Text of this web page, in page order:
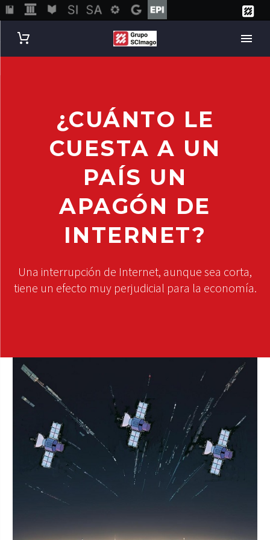
¿CUÁNTO LE
CUESTA A UN
PAÍS UN
APAGÓN DE
INTERNET?
Una interrupción de Internet, aunque sea corta,
tiene un efecto muy perjudicial para la economía.